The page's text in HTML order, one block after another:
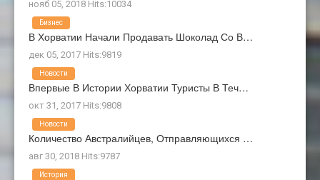
нояб 05, 2018 Hits:10034
В Хорватии Начали Продавать Шоколад Со В…
дек 05, 2017 Hits:9819
Бизнес
Впервые В Истории Хорватии Туристы В Теч…
окт 31, 2017 Hits:9808
Новости
Количество Австралийцев, Отправляющихся …
авг 30, 2018 Hits:9787
Новости
История